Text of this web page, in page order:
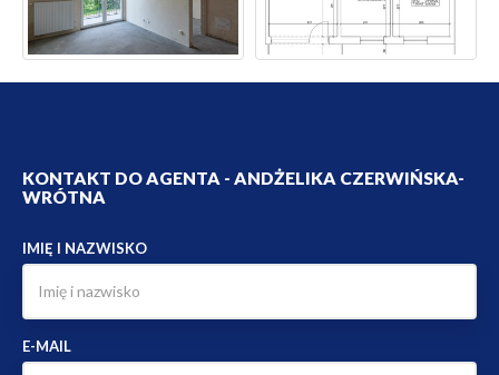
KONTAKT DO AGENTA - ANDŻELIKA CZERWIŃSKA-
WRÓTNA
IMIĘ I NAZWISKO
E-MAIL